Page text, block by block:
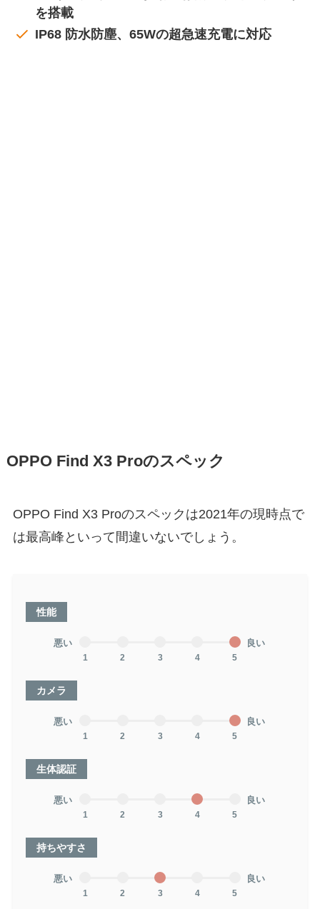
を搭載
IP68 防水防塵、65Wの超急速充電に対応
OPPO Find X3 Proのスペック
OPPO Find X3 Proのスペックは2021年の現時点で
は最高峰といって間違いないでしょう。
性能
悪い
1 2 3 4 5
良い
カメラ
悪い
1 2 3 4 5
良い
生体認証
悪い
1 2 3 4 5
良い
持ちやすさ
悪い
1 2 3 4 5
良い